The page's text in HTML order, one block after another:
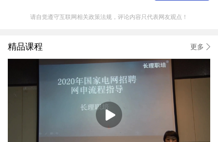
请自觉遵守互联网相关政策法规，评论内容只代表网友观点！
精品课程 更多